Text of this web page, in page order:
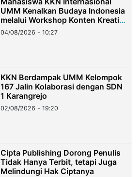
UMM Kenalkan Budaya Indonesia
melalui Workshop Konten Kreatif
di Taiwan
04/08/2026 - 10:27
KKN Berdampak UMM Kelompok
167 Jalin Kolaborasi dengan SDN
1 Karangrejo
02/08/2026 - 19:20
Cipta Publishing Dorong Penulis
Tidak Hanya Terbit, tetapi Juga
Melindungi Hak Ciptanya